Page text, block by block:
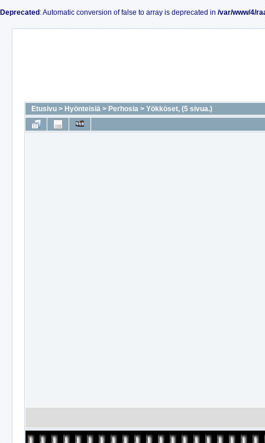
Deprecated : Automatic conversion of false to array is deprecated in /var/www/4/
Etusivu > Hyönteisiä > Perhosia > Yökköset, (5 sivua.)